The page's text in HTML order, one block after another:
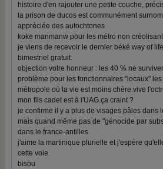
histoire d'en rajouter une petite couche,
la prison de ducos est communément
appréciée des autochtones
koke manmanw pour les métro non
je viens de recevoir le dernier béké way of
bimestriel gratuit.
objection votre honneur : les 40 % ne
problème pour les fonctionnaires "locaux"
métropole où la vie est moins chère.vive
mon fils cadet est à l'UAG.ça craint ?
je confirme il y a plus de visages pâles dans
mais quand même pas de "génocide par
dans le france-antilles
j'aime la martinique plurielle et j'espère
cette voie.
bisou